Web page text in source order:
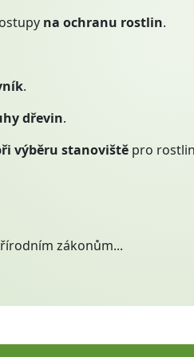
na ochranu rostlin.
.
dřevin.
výběru stanoviště pro
zákonům...